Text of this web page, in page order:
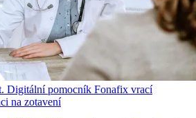
Digitální pomocník Fonafix vrací
na zotavení